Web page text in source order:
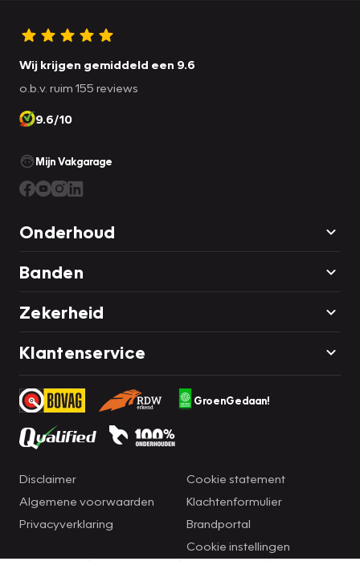
Wij krijgen gemiddeld een 9.6
o.b.v. ruim 155 reviews
9.6/10
Mijn Vakgarage
Onderhoud
Banden
Zekerheid
Klantenservice
GroenGedaan!
Disclaimer
Algemene voorwaarden
Privacyverklaring
Cookie statement
Klachtenformulier
Brandportal
Cookie instellingen